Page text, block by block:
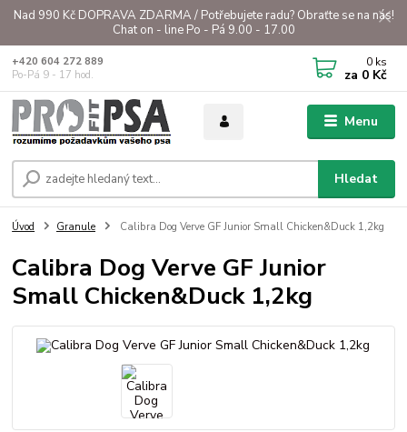
Nad 990 Kč DOPRAVA ZDARMA / Potřebujete radu? Obraťte se na nás!
Chat on - line Po - Pá 9.00 - 17.00
Menu
Hledat
+420 604 272 889
Po-Pá 9 - 17 hod.
0 ks
za 0 Kč
Úvod Granule Calibra Dog Verve GF Junior Small Chicken&Duck 1,2kg
Calibra Dog Verve GF Junior
Small Chicken&Duck 1,2kg